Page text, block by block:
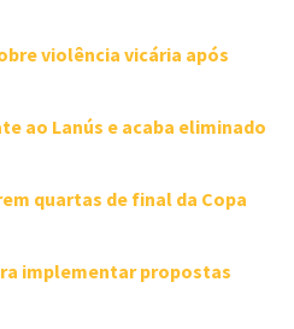
violência vicária após
ao Lanús e acaba eliminado
quartas de final da Copa
implementar propostas